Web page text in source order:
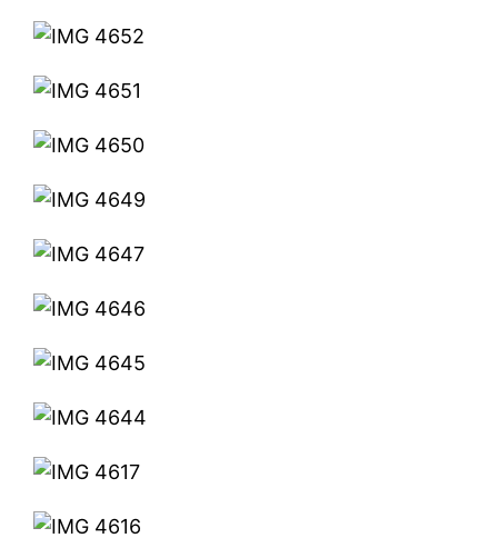
secteur public le 24 octobre
suivie d’une autre grève
dans la fonction…
massif provoque une pénurie
de main-d’œuvre dans le
1 August 2026
In "Société"